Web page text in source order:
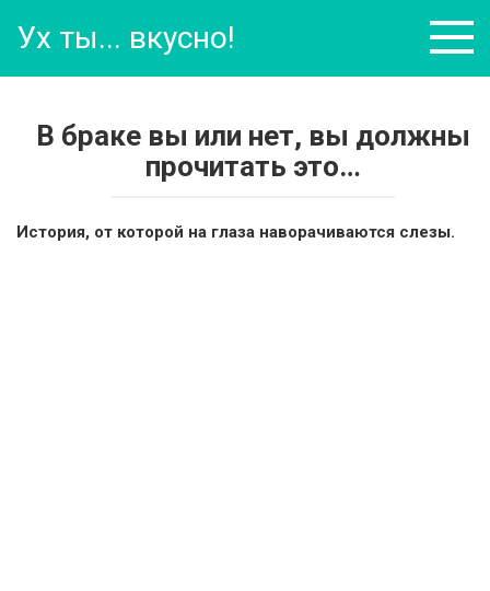
Ух ты... вкусно!
В браке вы или нет, вы должны
прочитать это…
История, от которой на глаза наворачиваются слезы.